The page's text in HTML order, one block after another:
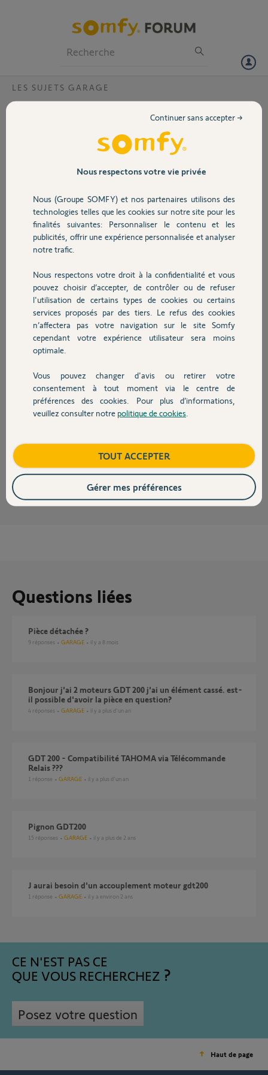
Volet
Sécurité
Domotique
Chauffage
Autres produits
Devis avec un pro
Contact
LES SUJETS GARAGE
Pièce moteur GDT200 cassée
une pièce de mon moteur GDT200
Cette pièce existe t elle au catalogue
Merci,
hervé G.
il y a environ un mois
Participer au fil de discussion
Réponses
Plus aucune pièce pour cet ancien moteur.
Seule solution l'échange du système
Bonne journée
Charly il y a environ un mois
Questions liées
Pièce détachée ?
9 réponses GARAGE il y a 8 mois
Bonjour j'ai 2 moteurs GDT 200 j'ai un élément cassé. est-
il possible d'avoir la pièce en question?
4 réponses GARAGE il y a plus d'un an
GDT 200 - Compatibilité TAHOMA via Télécommande
Relais ???
1 réponse GARAGE il y a plus d'un an
Pignon GDT200
15 réponses GARAGE il y a plus de 2 ans
J aurai besoin d'un accouplement moteur gdt200
1 réponse GARAGE il y a environ 2 ans
CE N'EST PAS CE
QUE VOUS RECHERCHEZ
Posez votre question
Haut de page
Nous respectons votre vie privée
Nous (Groupe SOMFY) et nos partenaires utilisons des
technologies telles que les cookies sur notre site pour les
finalités suivantes: Personnaliser le contenu et les
publicités, offrir une expérience personnalisée et analyser
notre trafic.
Nous respectons votre droit à la confidentialité et vous
pouvez choisir d’accepter, de contrôler ou de refuser
l'utilisation de certains types de cookies ou certains
services proposés par des tiers. Le refus des cookies
n’affectera pas votre navigation sur le site Somfy
cependant votre expérience utilisateur sera moins
optimale.
Vous pouvez changer d'avis ou retirer votre
consentement à tout moment via le centre de
préférences des cookies. Pour plus d’informations,
veuillez consulter notre politique de cookies
Continuer sans accepter →
TOUT ACCEPTER
Gérer mes préférences